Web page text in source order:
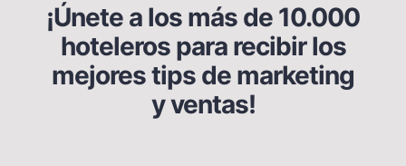
¡Únete a los más de 10.000
hoteleros para recibir los
mejores tips de marketing
y ventas!